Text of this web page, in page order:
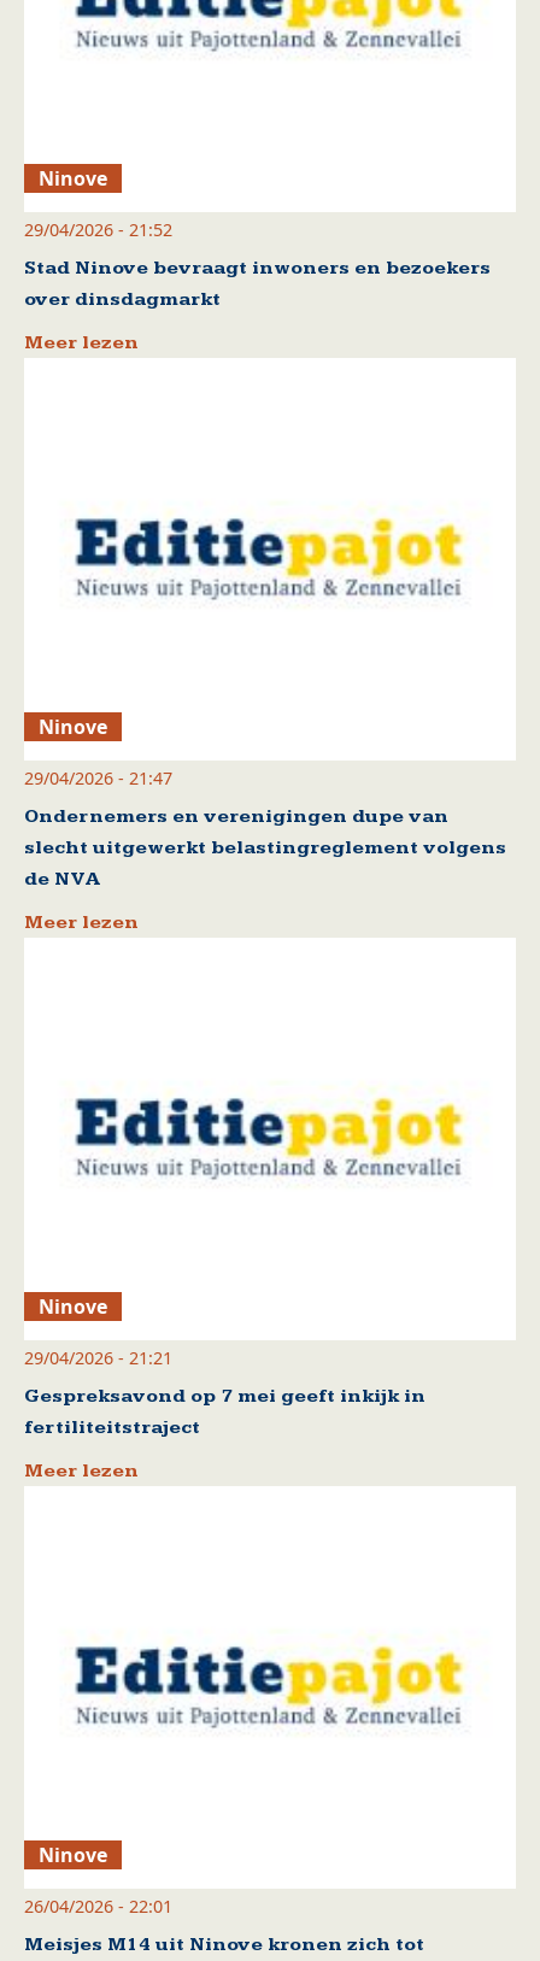
Ninove
29/04/2026 - 21:52
Stad Ninove bevraagt inwoners en bezoekers
over dinsdagmarkt
Meer lezen
Ninove
29/04/2026 - 21:47
Ondernemers en verenigingen dupe van
slecht uitgewerkt belastingreglement volgens
de NVA
Meer lezen
Ninove
29/04/2026 - 21:21
Gespreksavond op 7 mei geeft inkijk in
fertiliteitstraject
Meer lezen
Ninove
26/04/2026 - 22:01
Meisjes M14 uit Ninove kronen zich tot